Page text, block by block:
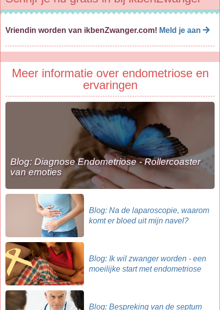
Vriendin worden van ikbenZwanger.com! Meld je aan
Meer informatie over endometriose en
ervaringen
Blog: Diagnose Endometriose - Rollercoaster
van emoties
Blog: Na de laparoscopie, waarom
komt er bloed uit mijn navel?
Blog: Ik wil zwanger worden - een
moeilijke start met endometriose
Blog: Bespreking van de septum